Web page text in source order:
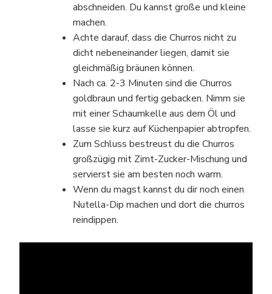
abschneiden. Du kannst große und kleine
machen.
Achte darauf, dass die Churros nicht zu
dicht nebeneinander liegen, damit sie
gleichmäßig bräunen können.
Nach ca. 2-3 Minuten sind die Churros
goldbraun und fertig gebacken. Nimm sie
mit einer Schaumkelle aus dem Öl und
lasse sie kurz auf Küchenpapier abtropfen.
Zum Schluss bestreust du die Churros
großzügig mit Zimt-Zucker-Mischung und
servierst sie am besten noch warm.
Wenn du magst kannst du dir noch einen
Nutella-Dip machen und dort die churros
reindippen.